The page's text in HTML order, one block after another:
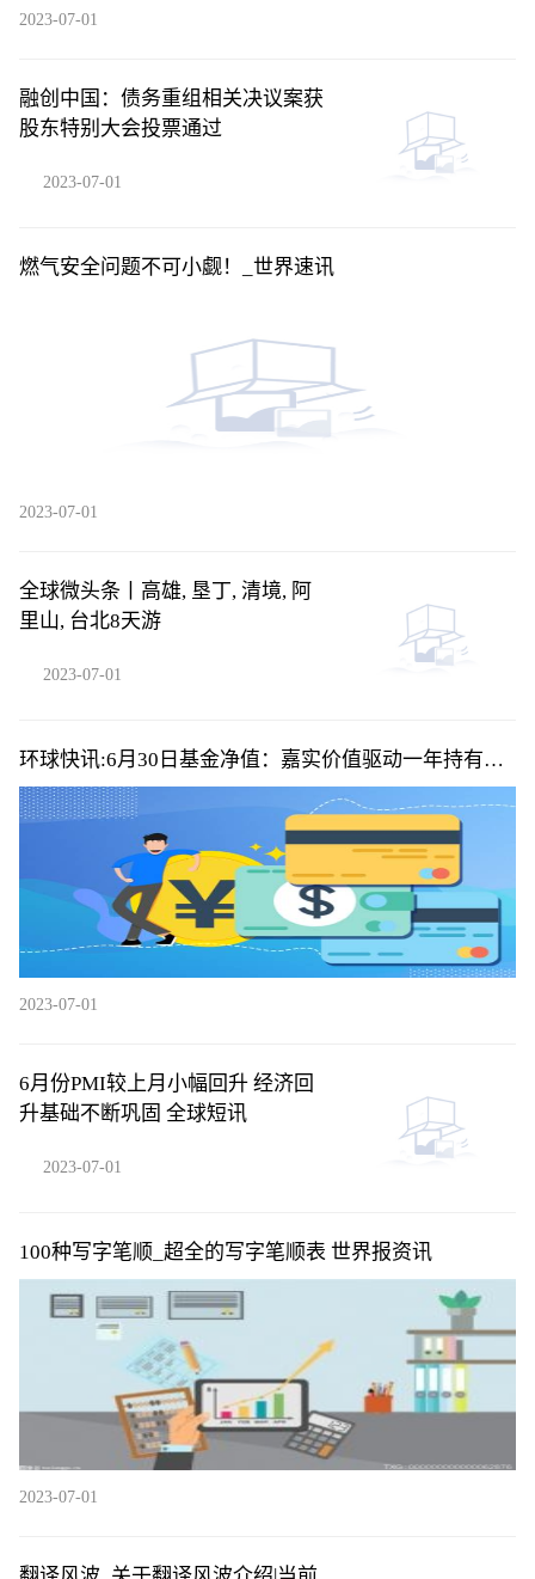
2023-07-01
融创中国：债务重组相关决议案获
股东特别大会投票通过
2023-07-01
燃气安全问题不可小觑！_世界速讯
2023-07-01
全球微头条丨高雄, 垦丁, 清境, 阿
里山, 台北8天游
2023-07-01
环球快讯:6月30日基金净值：嘉实价值驱动一年持有期
混合A最新净值0.8907，涨0.7%
2023-07-01
6月份PMI较上月小幅回升 经济回
升基础不断巩固 全球短讯
2023-07-01
100种写字笔顺_超全的写字笔顺表 世界报资讯
2023-07-01